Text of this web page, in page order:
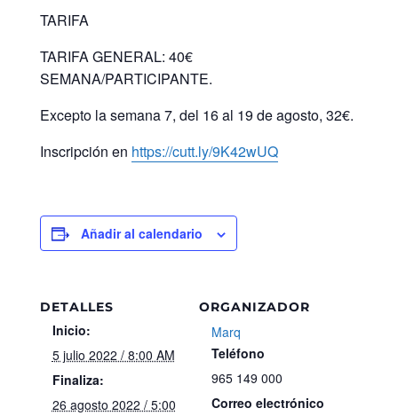
TARIFA
TARIFA GENERAL: 40€
SEMANA/PARTICIPANTE.
Excepto la semana 7, del 16 al 19 de agosto, 32€.
Inscripción en https://cutt.ly/9K42wUQ
Añadir al calendario
DETALLES
Inicio:
5 julio 2022 / 8:00 AM
Finaliza:
26 agosto 2022 / 5:00
ORGANIZADOR
Marq
Teléfono
965 149 000
Correo electrónico